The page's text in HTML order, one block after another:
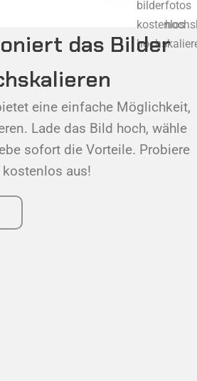
das Bilder
eine einfache Möglichkeit,
Lade das Bild hoch, wähle
sofort die Vorteile. Probiere
kostenlos aus!